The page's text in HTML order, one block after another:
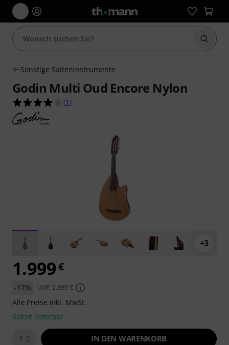
Suche
Sonstige Saiteninstrumente
Godin Multi Oud Encore Nylon
4.0 von 5 Sternen aus 1 Kundenbewertungen
(1 )
+3
1.999€
-17% UVP: 2.399 €
Alle Preise inkl. MwSt.
Sofort lieferbar
1 IN DEN WARENKORB